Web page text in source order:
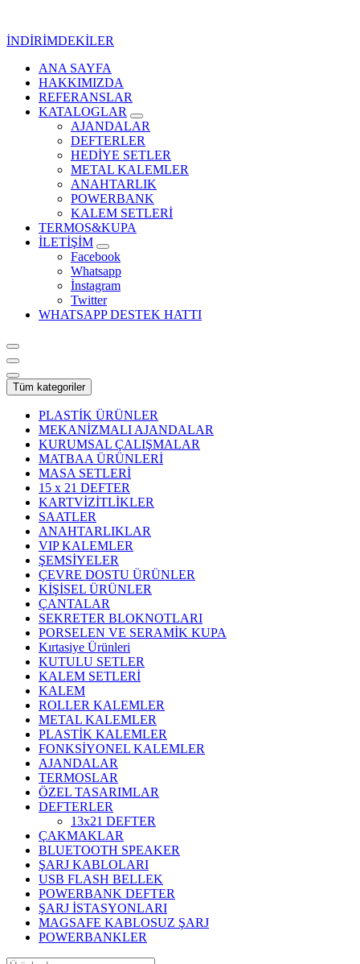
İNDİRİMDEKİLER
Kurumsal Promosyon-Hediyelik
ANA SAYFA
HAKKIMIZDA
REFERANSLAR
KATALOGLAR
AJANDALAR
DEFTERLER
HEDİYE SETLER
METAL KALEMLER
ANAHTARLIK
POWERBANK
KALEM SETLERİ
TERMOS&KUPA
İLETİŞİM
Facebook
Whatsapp
İnstagram
Twitter
WHATSAPP DESTEK HATTI
Tüm kategoriler
PLASTİK ÜRÜNLER
MEKANİZMALI AJANDALAR
KURUMSAL ÇALIŞMALAR
MATBAA ÜRÜNLERİ
MASA SETLERİ
15 x 21 DEFTER
KARTVİZİTLİKLER
SAATLER
ANAHTARLIKLAR
VIP KALEMLER
ŞEMSİYELER
ÇEVRE DOSTU ÜRÜNLER
KİŞİSEL ÜRÜNLER
ÇANTALAR
SEKRETER BLOKNOTLARI
PORSELEN VE SERAMİK KUPA
Kırtasiye Ürünleri
KUTULU SETLER
KALEM SETLERİ
KALEM
ROLLER KALEMLER
METAL KALEMLER
PLASTİK KALEMLER
FONKSİYONEL KALEMLER
AJANDALAR
TERMOSLAR
ÖZEL TASARIMLAR
DEFTERLER
13x21 DEFTER
ÇAKMAKLAR
BLUETOOTH SPEAKER
ŞARJ KABLOLARI
USB FLASH BELLEK
POWERBANK DEFTER
ŞARJ İSTASYONLARI
MAGSAFE KABLOSUZ ŞARJ
POWERBANKLER